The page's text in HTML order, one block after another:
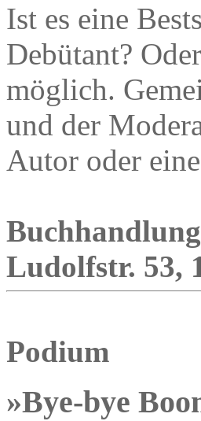
Ist es eine
Debütant?
möglich.
und der
Autor oder
Ludolfstr. 53,
Podium
»Bye-bye